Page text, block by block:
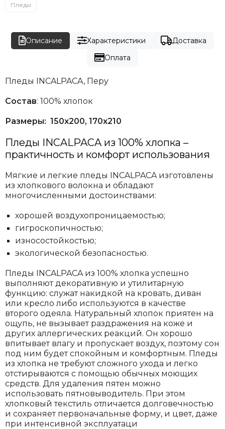
Пледы
Описание Характеристики
Доставка
Оплата
Пледы INCALPACA, Перу
Состав: 100% хлопок
Размеры: 150х200, 170х210
Пледы INCALPACA из 100% хлопка –
практичность и комфорт использования
Мягкие и легкие пледы INCALPACA изготовлены
из хлопкового волокна и обладают
многочисленными достоинствами:
хорошей воздухопроницаемостью;
гигроскопичностью;
износостойкостью;
экологической безопасностью.
Пледы INCALPACA из 100% хлопка успешно
выполняют декоративную и утилитарную
функцию: служат накидкой на кровать, диван
или кресло либо используются в качестве
второго одеяла. Натуральный хлопок приятен на
ощупь, не вызывает раздражения на коже и
других аллергических реакций. Он хорошо
впитывает влагу и пропускает воздух, поэтому сон
под ним будет спокойным и комфортным. Пледы
из хлопка не требуют сложного ухода и легко
отстирываются с помощью обычных моющих
средств. Для удаления пятен можно
использовать пятновыводитель. При этом
хлопковый текстиль отличается долговечностью
и сохраняет первоначальные форму, и цвет, даже
при интенсивной эксплуатаци